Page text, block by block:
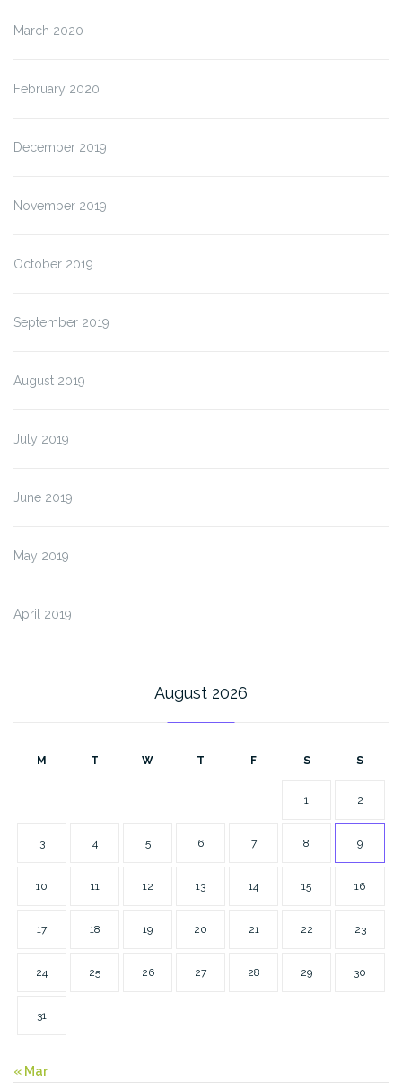
March 2020
February 2020
December 2019
November 2019
October 2019
September 2019
August 2019
July 2019
June 2019
May 2019
April 2019
August 2026
M T W T F S S
1 2
3 4 5 6 7 8 9
10 11 12 13 14 15 16
17 18 19 20 21 22 23
24 25 26 27 28 29 30
31
« Mar